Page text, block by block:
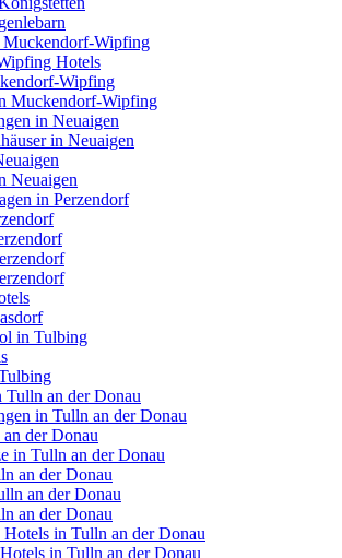
Muckendorf-Wipfing
Hotels
Wipfing
Muckendorf-Wipfing
in Neuaigen
in Neuaigen
Neuaigen
in Perzendorf
in Tulbing
Tulln an der Donau
in Tulln an der Donau
der Donau
in Tulln an der Donau
an der Donau
an der Donau
an der Donau
in Tulln an der Donau
in Tulln an der Donau